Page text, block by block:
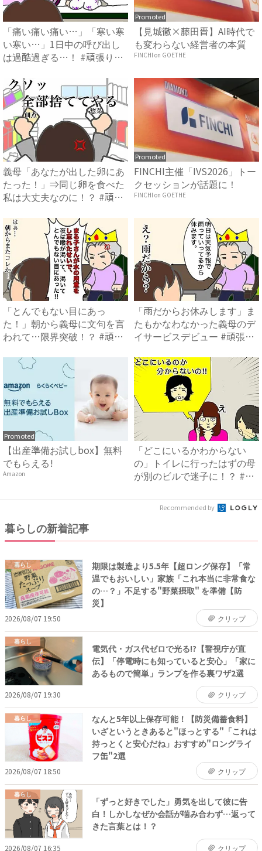
「痛い痛い痛い…」「寒い寒
い寒い…」1日中の呼び出し
は過酷過ぎる…！ #頑張り
Promoted
【見城徹×藤田晋】AI時代で
も変わらない経営者の本質
FINCHI on GOETHE
義母「あなたが出した卵にあ
たった！」⇒同じ卵を食べた
私は大丈夫なのに！？ #頑
Promoted
FINCHI主催「IVS2026」トー
クセッションが話題に！
FINCHI on GOETHE
「とんでもない目にあっ
た！」朝から義母に文句を言
われて…限界突破！？ #頑張
「雨だからお休みします」ま
たもかなわなかった義母のデ
イサービスデビュー #頑張
Promoted
【出産準備お試しbox】無料
でもらえる!
Amazon
「どこにいるかわからない
の」トイレに行ったはずの母
が別のビルで迷子に！？ #母
Recommended by
暮らしの新着記事
暮らし
期限は製造より5.5年【超ロング保存】「常
温でもおいしい」家族「これ本当に非常食な
の…？」不足する"野菜摂取" を準備【防
災】
2026/08/07 19:50 クリップ
暮らし
電気代・ガス代ゼロで光る!?【警視庁が直
伝】「停電時にも知っていると安心」「家に
あるもので簡単」ランプを作る裏ワザ2選
2026/08/07 19:30 クリップ
暮らし
なんと5年以上保存可能！【防災備蓄食料】
いざというときあると"ほっとする"「これは
持っとくと安心だね」おすすめ"ロングライ
フ缶"2選
2026/08/07 18:50 クリップ
暮らし
「ずっと好きでした」勇気を出して彼に告
白！しかしなぜか会話が噛み合わず…返って
きた言葉とは！？
2026/08/07 16:35 クリップ